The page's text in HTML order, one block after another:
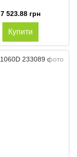
7 523.88 грн
Купити